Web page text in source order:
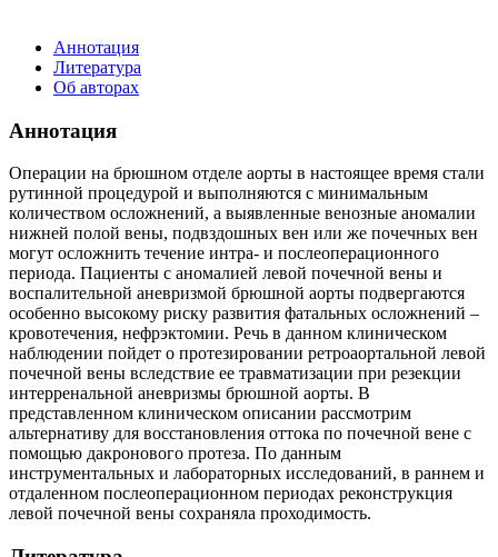
Аннотация
Литература
Об авторах
Аннотация
Операции на брюшном отделе аорты в настоящее время стали
рутинной процедурой и выполняются с минимальным
количеством осложнений, а выявленные венозные аномалии
нижней полой вены, подвздошных вен или же почечных вен
могут осложнить течение интра- и послеоперационного
периода. Пациенты с аномалией левой почечной вены и
воспалительной аневризмой брюшной аорты подвергаются
особенно высокому риску развития фатальных осложнений –
кровотечения, нефрэктомии. Речь в данном клиническом
наблюдении пойдет о протезировании ретроаортальной левой
почечной вены вследствие ее травматизации при резекции
интерренальной аневризмы брюшной аорты. В
представленном клиническом описании рассмотрим
альтернативу для восстановления оттока по почечной вене с
помощью дакронового протеза. По данным
инструментальных и лабораторных исследований, в раннем и
отдаленном послеоперационном периодах реконструкция
левой почечной вены сохраняла проходимость.